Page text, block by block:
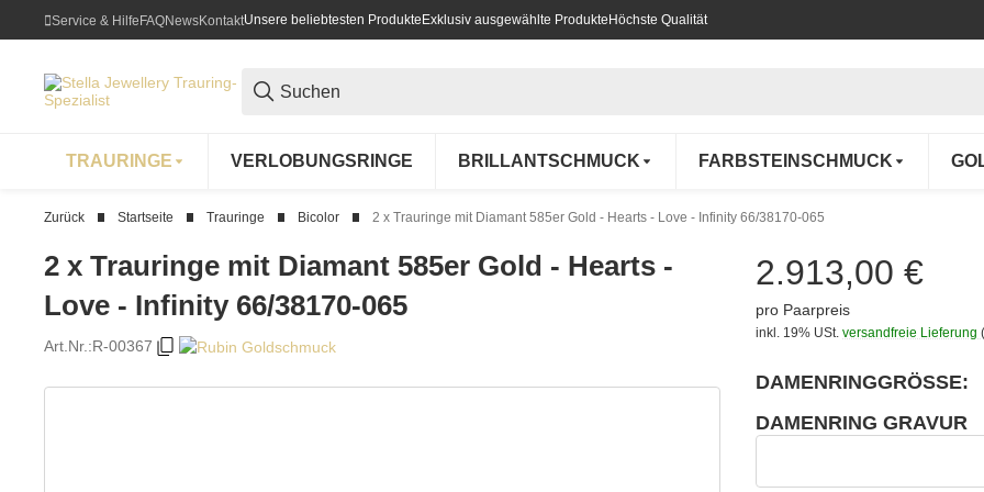
Service & HilfeFAQNewsKontaktUnsere beliebtesten Produkte Exklusiv ausgewählte Produkte Höchste Qualität
TRAURINGE VERLOBUNGSRINGE BRILLANTSCHMUCK FARBSTEINSCHMUCK
Zurück Startseite Trauringe Bicolor 2 x Trauringe mit Diamant 585er Gold - Hearts - Love - Infinity 66/38170-065
2 x Trauringe mit Diamant 585er Gold - Hearts -
Love - Infinity 66/38170-065
Art.Nr.:R-00367
2.913,00 €
pro Paarpreis
inkl. 19% USt. versandfreie Lieferung
DAMENRINGGRÖSSE:
DAMENRING GRAVUR